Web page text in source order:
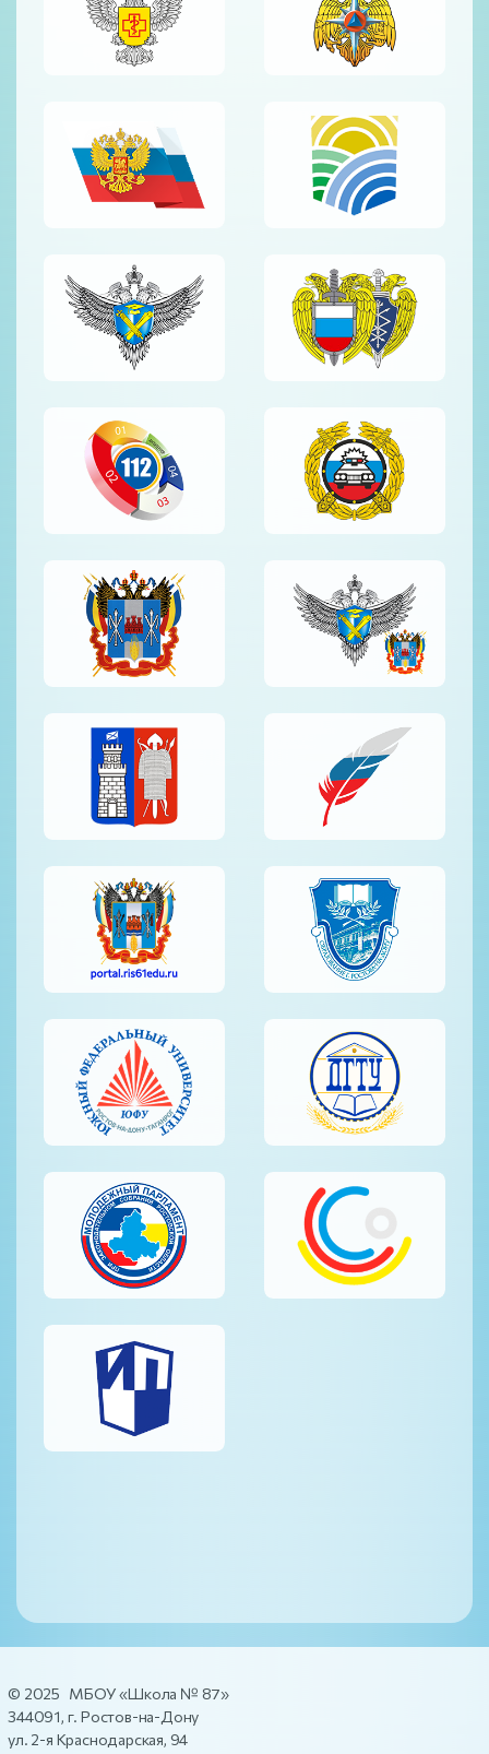
© 2025 МБОУ «Школа № 87»
344091, г. Ростов-на-Дону
ул. 2-я Краснодарская, 94